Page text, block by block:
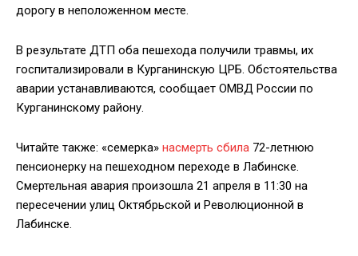
дорогу в неположенном месте.
В результате ДТП оба пешехода получили травмы, их
госпитализировали в Курганинскую ЦРБ. Обстоятельства
аварии устанавливаются, сообщает ОМВД России по
Курганинскому району.
Читайте также: «семерка» насмерть сбила 72-летнюю
пенсионерку на пешеходном переходе в Лабинске.
Смертельная авария произошла 21 апреля в 11:30 на
пересечении улиц Октябрьской и Революционной в
Лабинске.